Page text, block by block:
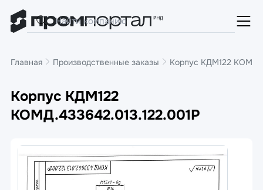
Главная Производственные заказы Корпус КДМ122
Корпус КДМ122
КОМД.433642.013.122.001Р